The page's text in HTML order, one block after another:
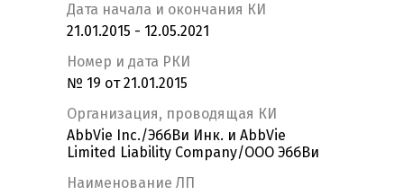
Дата начала и окончания КИ
21.01.2015 - 12.05.2021
Номер и дата РКИ
№ 19 от 21.01.2015
Организация, проводящая КИ
AbbVie Inc./ЭббВи Инк. и AbbVie
Limited Liability Company/ООО ЭббВи
Наименование ЛП